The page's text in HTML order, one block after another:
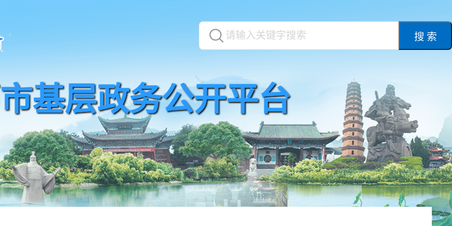
搜 索
基层政务公开平台